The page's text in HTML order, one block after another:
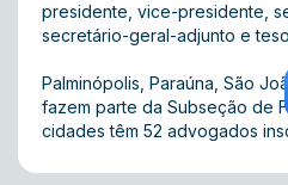
presidente, vice-presidente,
secretário-geral-adjunto e
Palminópolis, Paraúna, São
fazem parte da Subseção de
cidades têm 52 advogados